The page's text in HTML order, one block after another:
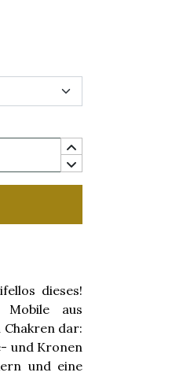
dieses!
Mobile aus
dar:
und Kronen
und eine